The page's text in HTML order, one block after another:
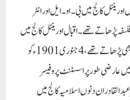
کالج میں بی ۔ او ۔ ایل اور انٹر
پڑھاتے تھے ۔ اقبال اورینٹل کالج میں
پڑھانے کے ساتھ ساتھ گورنمنٹ کالج میں بھی پڑھاتے تھے ، 4 جنوری 1901ء کو
عارضی طور پر اسسٹنٹ پروفیسر
ان دنوں اسلامیہ کالج میں